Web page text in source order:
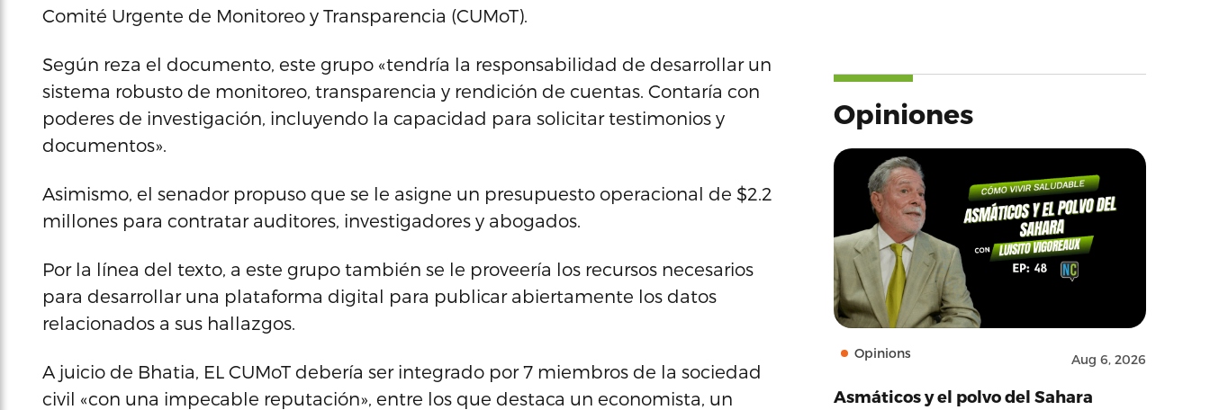
Comité Urgente de Monitoreo y Transparencia (CUMoT).
Según reza el documento, este grupo «tendría la responsabilidad de desarrollar un
sistema robusto de monitoreo, transparencia y rendición de cuentas. Contaría con
poderes de investigación, incluyendo la capacidad para solicitar testimonios y
documentos».
Asimismo, el senador propuso que se le asigne un presupuesto operacional de $2.2
millones para contratar auditores, investigadores y abogados.
Por la línea del texto, a este grupo también se le proveería los recursos necesarios
para desarrollar una plataforma digital para publicar abiertamente los datos
relacionados a sus hallazgos.
A juicio de Bhatia, EL CUMoT debería ser integrado por 7 miembros de la sociedad
civil «con una impecable reputación», entre los que destaca un economista, un
Opiniones
Opinions Aug 6, 2026
Asmáticos y el polvo del Sahara